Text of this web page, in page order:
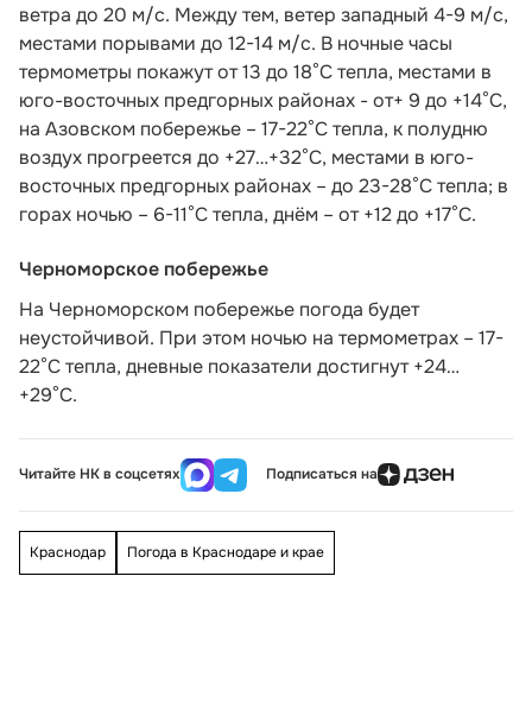
ветра до 20 м/с. Между тем, ветер западный 4-9 м/с,
местами порывами до 12-14 м/с. В ночные часы
термометры покажут от 13 до 18°С тепла, местами в
юго-восточных предгорных районах - от+ 9 до +14°С,
на Азовском побережье – 17-22°С тепла, к полудню
воздух прогреется до +27…+32°С, местами в юго-
восточных предгорных районах – до 23-28°С тепла; в
горах ночью – 6-11°С тепла, днём – от +12 до +17°С.
Черноморское побережье
На Черноморском побережье погода будет
неустойчивой. При этом ночью на термометрах – 17-
22°С тепла, дневные показатели достигнут +24…
+29°С.
Читайте НК в соцсетях Подписаться на
Краснодар Погода в Краснодаре и крае